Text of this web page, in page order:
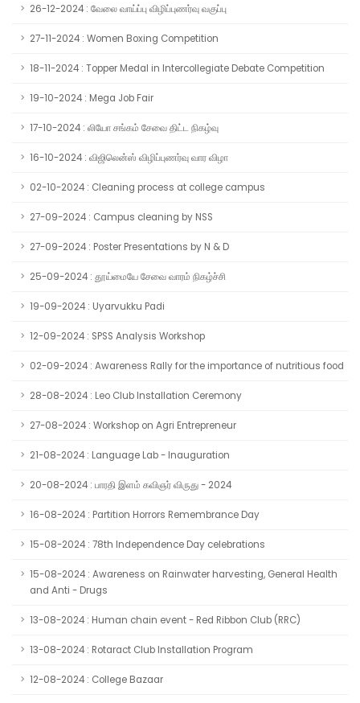
26-12-2024 : வேலை வாய்ப்பு விழிப்புணர்வு வகுப்பு
27-11-2024 : Women Boxing Competition
18-11-2024 : Topper Medal in Intercollegiate Debate Competition
19-10-2024 : Mega Job Fair
17-10-2024 : லியோ சங்கம் சேவை திட்ட நிகழ்வு
16-10-2024 : விஜிலென்ஸ் விழிப்புணர்வு வார விழா
02-10-2024 : Cleaning process at college campus
27-09-2024 : Campus cleaning by NSS
27-09-2024 : Poster Presentations by N & D
25-09-2024 : தூய்மையே சேவை வாரம் நிகழ்ச்சி
19-09-2024 : Uyarvukku Padi
12-09-2024 : SPSS Analysis Workshop
02-09-2024 : Awareness Rally for the importance of nutritious food
28-08-2024 : Leo Club Installation Ceremony
27-08-2024 : Workshop on Agri Entrepreneur
21-08-2024 : Language Lab - Inauguration
20-08-2024 : பாரதி இளம் கவிஞர் விருது - 2024
16-08-2024 : Partition Horrors Remembrance Day
15-08-2024 : 78th Independence Day celebrations
15-08-2024 : Awareness on Rainwater harvesting, General Health
and Anti - Drugs
13-08-2024 : Human chain event - Red Ribbon Club (RRC)
13-08-2024 : Rotaract Club Installation Program
12-08-2024 : College Bazaar